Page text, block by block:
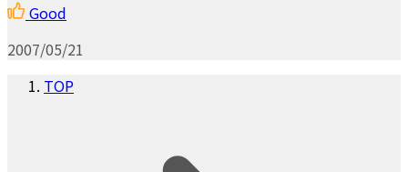
Good
2007/05/21
TOP